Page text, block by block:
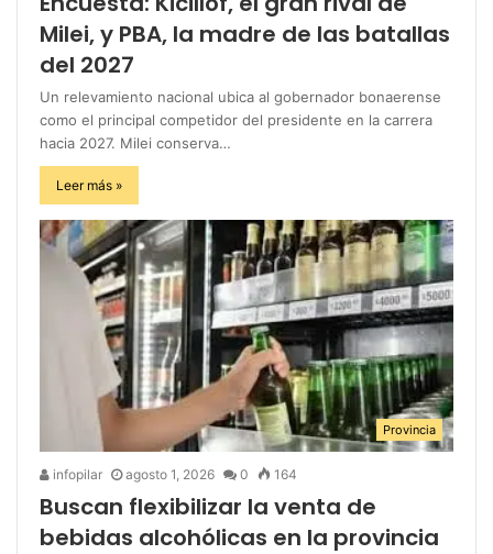
Milei, y PBA, la madre de las batallas
del 2027
Un relevamiento nacional ubica al gobernador bonaerense
como el principal competidor del presidente en la carrera
hacia 2027. Milei conserva…
Leer más »
Provincia
infopilar agosto 1, 2026 0 164
Buscan flexibilizar la venta de
bebidas alcohólicas en la provincia